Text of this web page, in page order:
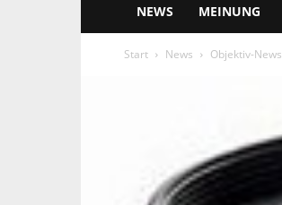
NEWS MEINUNG
Start News Objektiv-News